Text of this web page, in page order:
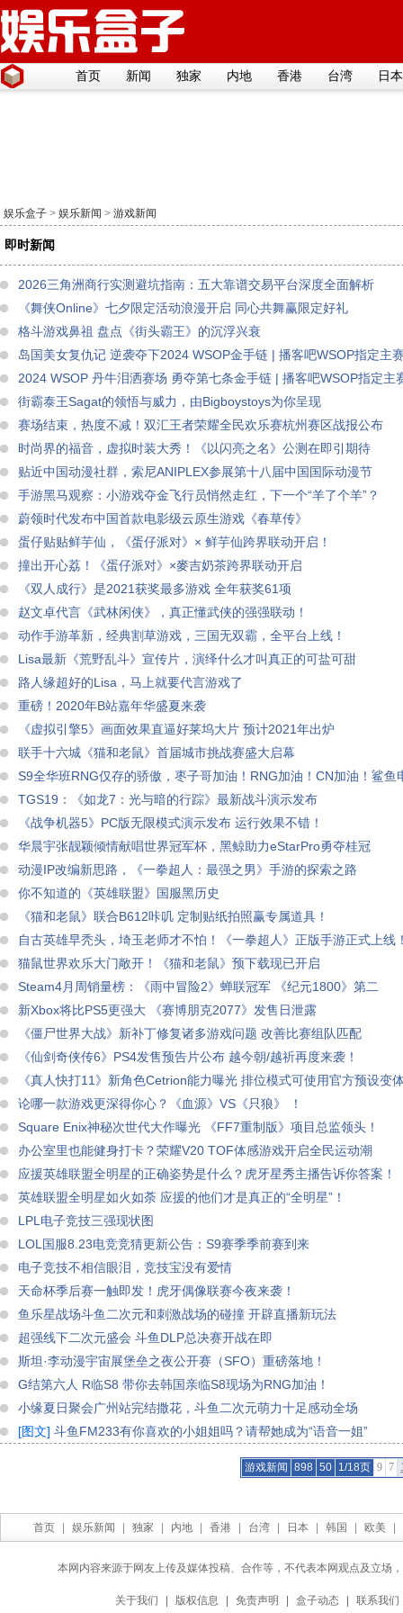
首页 新闻 独家 内地 香港 台湾 日本
娱乐盒子 > 娱乐新闻 > 游戏新闻
即时新闻
2026三角洲商行实测避坑指南：五大靠谱交易平台深度全面解析
《舞侠Online》七夕限定活动浪漫开启 同心共舞赢限定好礼
格斗游戏鼻祖 盘点《街头霸王》的沉浮兴衰
岛国美女复仇记 逆袭夺下2024 WSOP金手链 | 播客吧WSOP指定主
2024 WSOP 丹牛泪洒赛场 勇夺第七条金手链 | 播客吧WSOP指定主
街霸泰王Sagat的领悟与威力，由Bigboystoys为你呈现
赛场结束，热度不减！双汇王者荣耀全民欢乐赛杭州赛区战报公布
时尚界的福音，虚拟时装大秀！《以闪亮之名》公测在即引期待
贴近中国动漫社群，索尼ANIPLEX参展第十八届中国国际动漫节
手游黑马观察：小游戏夺金飞行员悄然走红，下一个“羊了个羊”？
蔚领时代发布中国首款电影级云原生游戏《春草传》
蛋仔贴贴鲜芋仙，《蛋仔派对》× 鲜芋仙跨界联动开启！
撞出开心荔！《蛋仔派对》×麥吉奶茶跨界联动开启
《双人成行》是2021获奖最多游戏 全年获奖61项
赵文卓代言《武林闲侠》，真正懂武侠的强强联动！
动作手游革新，经典割草游戏，三国无双霸，全平台上线！
Lisa最新《荒野乱斗》宣传片，演绎什么才叫真正的可盐可甜
路人缘超好的Lisa，马上就要代言游戏了
重磅！2020年B站嘉年华盛夏来袭
《虚拟引擎5》画面效果直逼好莱坞大片 预计2021年出炉
联手十六城《猫和老鼠》首届城市挑战赛盛大启幕
S9全华班RNG仅存的骄傲，枣子哥加油！RNG加油！CN加油！鲨鱼
TGS19：《如龙7：光与暗的行踪》最新战斗演示发布
《战争机器5》PC版无限模式演示发布 运行效果不错！
华晨宇张靓颖倾情献唱世界冠军杯，黑鲸助力eStarPro勇夺桂冠
动漫IP改编新思路，《一拳超人：最强之男》手游的探索之路
你不知道的《英雄联盟》国服黑历史
《猫和老鼠》联合B612咔叽 定制贴纸拍照赢专属道具！
自古英雄早秃头，埼玉老师才不怕！《一拳超人》正版手游正式上线
猫鼠世界欢乐大门敞开！《猫和老鼠》预下载现已开启
Steam4月周销量榜：《雨中冒险2》蝉联冠军 《纪元1800》第二
新Xbox将比PS5更强大 《赛博朋克2077》发售日泄露
《僵尸世界大战》新补丁修复诸多游戏问题 改善比赛组队匹配
《仙剑奇侠传6》PS4发售预告片公布 越今朝/越祈再度来袭！
《真人快打11》新角色Cetrion能力曝光 排位模式可使用官方预设变
论哪一款游戏更深得你心？《血源》VS《只狼》 ！
Square Enix神秘次世代大作曝光 《FF7重制版》项目总监领头！
办公室里也能健身打卡？荣耀V20 TOF体感游戏开启全民运动潮
应援英雄联盟全明星的正确姿势是什么？虎牙星秀主播告诉你答案！
英雄联盟全明星如火如荼 应援的他们才是真正的“全明星”！
LPL电子竞技三强现状图
LOL国服8.23电竞竞猜更新公告：S9赛季季前赛到来
电子竞技不相信眼泪，竞技宝没有爱情
天命杯季后赛一触即发！虎牙偶像联赛今夜来袭！
鱼乐星战场斗鱼二次元和刺激战场的碰撞 开辟直播新玩法
超强线下二次元盛会 斗鱼DLP总决赛开战在即
斯坦·李动漫宇宙展堡垒之夜公开赛（SFO）重磅落地！
G结第六人 R临S8 带你去韩国亲临S8现场为RNG加油！
小缘夏日聚会广州站完结撒花，斗鱼二次元萌力十足感动全场
[图文] 斗鱼FM233有你喜欢的小姐姐吗？请帮她成为“语音一姐”
游戏新闻 898 50 1/18页 9 7
首页 娱乐新闻 独家 内地 香港 台湾 日本 韩国 欧美
本网内容来源于网友上传及媒体投稿、合作等，不代表本网观点及立场
关于我们 版权信息 免责声明 盒子动态 联系我们